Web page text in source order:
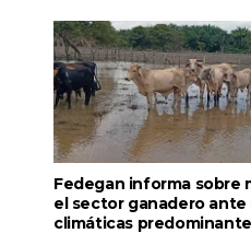
Fedegan informa sobre
el sector ganadero ante
climáticas